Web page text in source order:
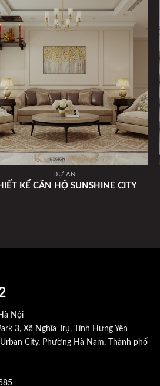
DỰ ÁN
KẾ CĂN HỘ SUNSHINE CITY
Nội
3, Xã Nghĩa Trụ, Tỉnh Hưng Yên
City, Phường Hà Nam, Thành phố